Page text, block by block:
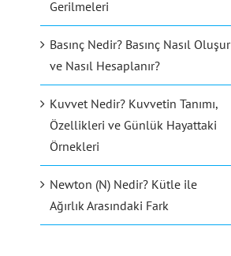
Gerilmeleri
Basınç Nedir? Basınç Nasıl Oluşur
ve Nasıl Hesaplanır?
Kuvvet Nedir? Kuvvetin Tanımı,
Özellikleri ve Günlük Hayattaki
Örnekleri
Newton (N) Nedir? Kütle ile
Ağırlık Arasındaki Fark